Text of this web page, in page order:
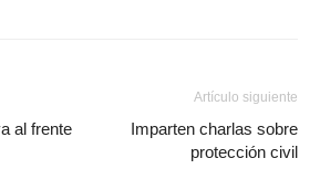
al frente
Artículo siguiente
Imparten charlas sobre
protección civil